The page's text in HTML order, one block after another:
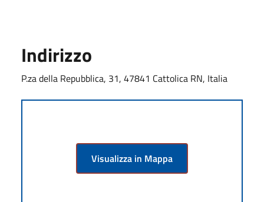
Indirizzo
P.za della Repubblica, 31, 47841 Cattolica RN, Italia
Visualizza in Mappa